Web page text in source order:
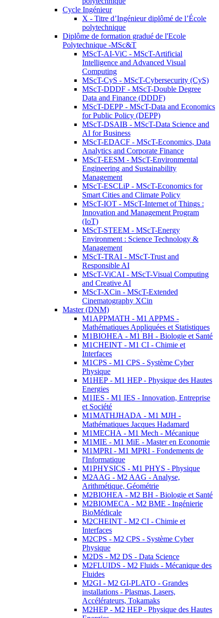
Cycle Ingénieur
X - Titre d’Ingénieur diplômé de l’École
polytechnique
Diplôme de formation gradué de l'Ecole
Polytechnique -MSc&T
MScT-AI-ViC - MScT-Artificial
Intelligence and Advanced Visual
Computing
MScT-CyS - MScT-Cybersecurity (CyS)
MScT-DDDF - MScT-Double Degree
Data and Finance (DDDF)
MScT-DEPP - MScT-Data and Economics
for Public Policy (DEPP)
MScT-DSAIB - MScT-Data Science and
AI for Business
MScT-EDACF - MScT-Economics, Data
Analytics and Corporate Finance
MScT-EESM - MScT-Environmental
Engineering and Sustainability
Management
MScT-ESCLiP - MScT-Economics for
Smart Cities and Climate Policy
MScT-IOT - MScT-Internet of Things :
Innovation and Management Program
(IoT)
MScT-STEEM - MScT-Energy
Environment : Science Technology &
Management
MScT-TRAI - MScT-Trust and
Responsible AI
MScT-ViCAI - MScT-Visual Computing
and Creative AI
MScT-XCin - MScT-Extended
Cinematography XCin
Master (DNM)
M1APPMATH - M1 APPMS -
Mathématiques Appliquées et Statistiques
M1BIOHEA - M1 BH - Biologie et Santé
M1CHEINT - M1 CI - Chimie et
Interfaces
M1CPS - M1 CPS - Système Cyber
Physique
M1HEP - M1 HEP - Physique des Hautes
Energies
M1IES - M1 IES - Innovation, Entreprise
et Société
M1MATHJHADA - M1 MJH -
Mathématiques Jacques Hadamard
M1MECHA - M1 Mech - Mécanique
M1MIE - M1 MiE - Master en Economie
M1MPRI - M1 MPRI - Fondements de
l'Informatique
M1PHYSICS - M1 PHYS - Physique
M2AAG - M2 AAG - Analyse,
Arithmétique, Géométrie
M2BIOHEA - M2 BH - Biologie et Santé
M2BIOMECA - M2 BME - Ingénierie
BioMédicale
M2CHEINT - M2 CI - Chimie et
Interfaces
M2CPS - M2 CPS - Système Cyber
Physique
M2DS - M2 DS - Data Science
M2FLUIDS - M2 Fluids - Mécanique des
Fluides
M2GI - M2 GI-PLATO - Grandes
installations - Plasmas, Lasers,
Accélérateurs, Tokamaks
M2HEP - M2 HEP - Physique des Hautes